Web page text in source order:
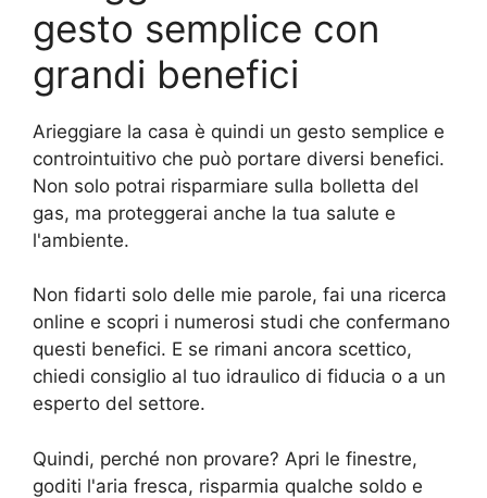
gesto semplice con
grandi benefici
Arieggiare la casa è quindi un gesto semplice e
controintuitivo che può portare diversi benefici.
Non solo potrai risparmiare sulla bolletta del
gas, ma proteggerai anche la tua salute e
l'ambiente.
Non fidarti solo delle mie parole, fai una ricerca
online e scopri i numerosi studi che confermano
questi benefici. E se rimani ancora scettico,
chiedi consiglio al tuo idraulico di fiducia o a un
esperto del settore.
Quindi, perché non provare? Apri le finestre,
goditi l'aria fresca, risparmia qualche soldo e